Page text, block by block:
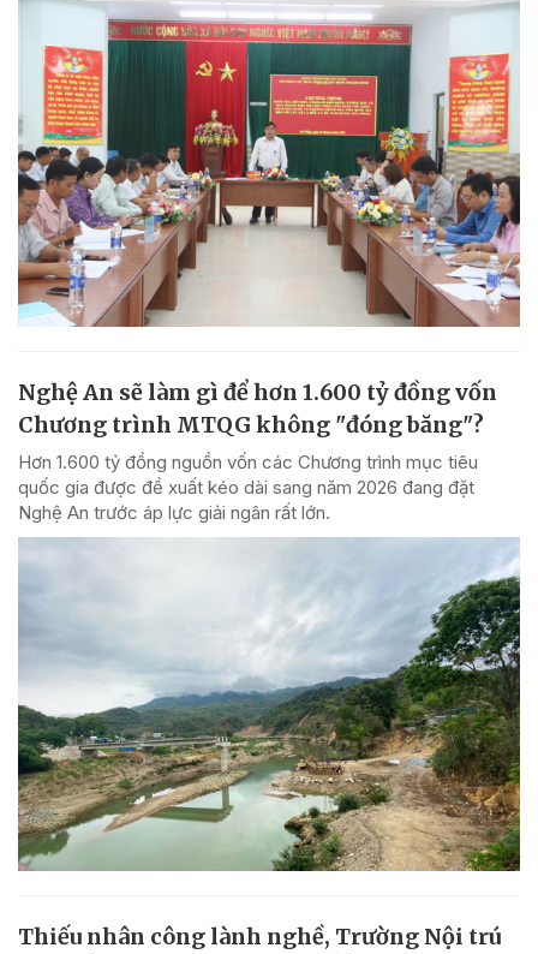
Nghệ An sẽ làm gì để hơn 1.600 tỷ đồng vốn
Chương trình MTQG không "đóng băng"?
Hơn 1.600 tỷ đồng nguồn vốn các Chương trình mục tiêu
quốc gia được đề xuất kéo dài sang năm 2026 đang đặt
Nghệ An trước áp lực giải ngân rất lớn.
Thiếu nhân công lành nghề, Trường Nội trú